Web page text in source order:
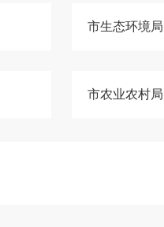
市生态环境局
市农业农村局